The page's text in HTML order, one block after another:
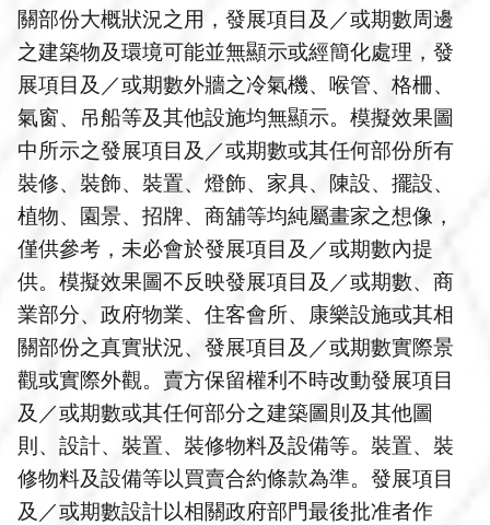
關部份大概狀況之用，發展項目及／或期數周邊
之建築物及環境可能並無顯示或經簡化處理，發
展項目及／或期數外牆之冷氣機、喉管、格柵、
氣窗、吊船等及其他設施均無顯示。模擬效果圖
中所示之發展項目及／或期數或其任何部份所有
裝修、裝飾、裝置、燈飾、家具、陳設、擺設、
植物、園景、招牌、商舖等均純屬畫家之想像，
僅供參考，未必會於發展項目及／或期數內提
供。模擬效果圖不反映發展項目及／或期數、商
業部分、政府物業、住客會所、康樂設施或其相
關部份之真實狀況、發展項目及／或期數實際景
觀或實際外觀。賣方保留權利不時改動發展項目
及／或期數或其任何部分之建築圖則及其他圖
則、設計、裝置、裝修物料及設備等。裝置、裝
修物料及設備等以買賣合約條款為準。發展項目
及／或期數設計以相關政府部門最後批准者作